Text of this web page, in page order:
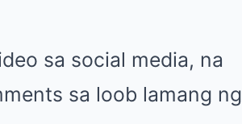
sa social media, na
sa loob lamang ng